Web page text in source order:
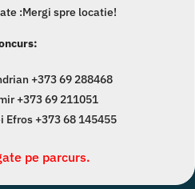
:Mergi spre locatie!
+373 69 288468
+373 69 211051
+373 68 145455
pe parcurs.